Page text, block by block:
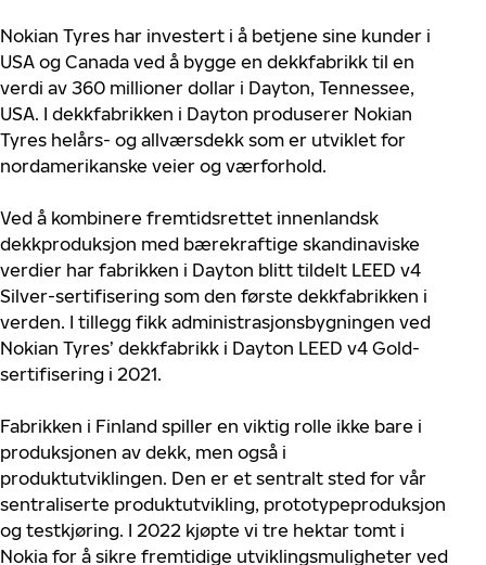
Nokian Tyres har investert i å betjene sine kunder i
USA og Canada ved å bygge en dekkfabrikk til en
verdi av 360 millioner dollar i Dayton, Tennessee,
USA. I dekkfabrikken i Dayton produserer Nokian
Tyres helårs- og allværsdekk som er utviklet for
nordamerikanske veier og værforhold.
Ved å kombinere fremtidsrettet innenlandsk
dekkproduksjon med bærekraftige skandinaviske
verdier har fabrikken i Dayton blitt tildelt LEED v4
Silver-sertifisering som den første dekkfabrikken i
verden. I tillegg fikk administrasjonsbygningen ved
Nokian Tyres’ dekkfabrikk i Dayton LEED v4 Gold-
sertifisering i 2021.
Fabrikken i Finland spiller en viktig rolle ikke bare i
produksjonen av dekk, men også i
produktutviklingen. Den er et sentralt sted for vår
sentraliserte produktutvikling, prototypeproduksjon
og testkjøring. I 2022 kjøpte vi tre hektar tomt i
Nokia for å sikre fremtidige utviklingsmuligheter ved